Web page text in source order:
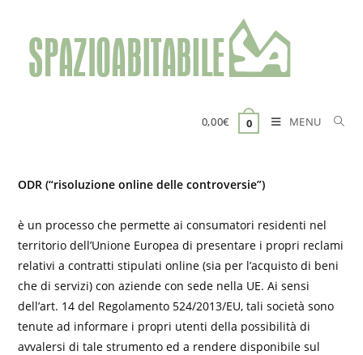
contenuto
0,00€ 0 MENU
ODR (“risoluzione online delle controversie”)
è un processo che permette ai consumatori residenti nel
territorio dell’Unione Europea di presentare i propri reclami
relativi a contratti stipulati online (sia per l’acquisto di beni
che di servizi) con aziende con sede nella UE. Ai sensi
dell’art. 14 del Regolamento 524/2013/EU, tali società sono
tenute ad informare i propri utenti della possibilità di
avvalersi di tale strumento ed a rendere disponibile sul